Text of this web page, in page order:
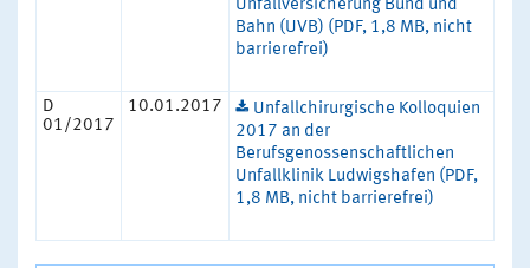
Unfallversicherung Bund und
Bahn (UVB) (PDF, 1,8 MB, nicht
barrierefrei)
D
01/2017
10.01.2017
Unfallchirurgische Kolloquien
2017 an der
Berufsgenossenschaftlichen
Unfallklinik Ludwigshafen (PDF,
1,8 MB, nicht barrierefrei)